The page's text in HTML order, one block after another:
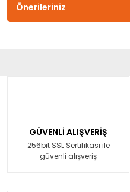
Önerileriniz
GÜVENLİ ALIŞVERİŞ
256bit SSL Sertifikası ile
güvenli alışveriş